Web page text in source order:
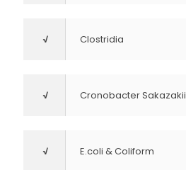
√ Clostridia
√ Cronobacter Sakazakii
√ E.coli & Coliform